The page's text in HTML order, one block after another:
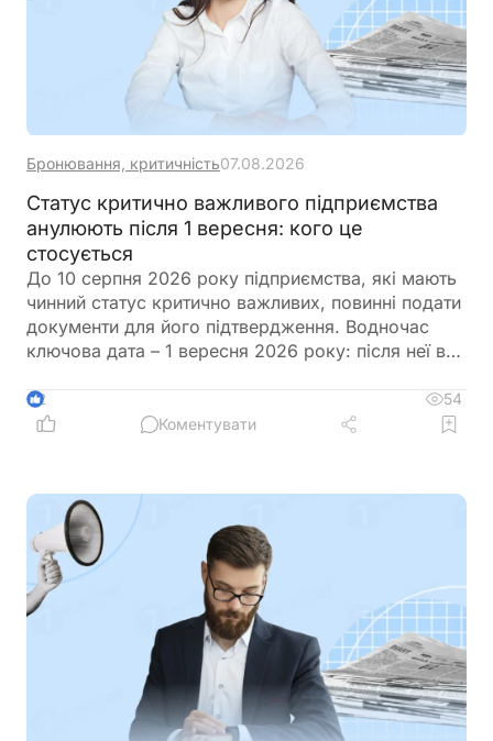
Бронювання, критичність07.08.2026
Статус критично важливого підприємства
анулюють після 1 вересня: кого це
стосується
До 10 серпня 2026 року підприємства, які мають
чинний статус критично важливих, повинні подати
документи для його підтвердження. Водночас
ключова дата – 1 вересня 2026 року: після неї всі
чинність незалежно від строку, на який їх було
надано
2
54
Коментувати